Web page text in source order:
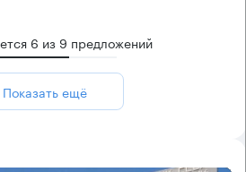
6 из 9 предложений
Показать ещё